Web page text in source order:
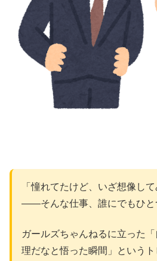
「憧れてたけど、いざ想像し
——そんな仕事、誰にでもひと
ガールズちゃんねるに立った
理だなと悟った瞬間」という